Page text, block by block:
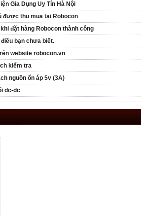
Gia Dụng Uy Tín Hà Nội
được thu mua tại Robocon
đặt hàng Robocon thành công
bạn chưa biết.
website robocon.vn
kiểm tra
nguồn ổn áp 5v (3A)
dc-dc